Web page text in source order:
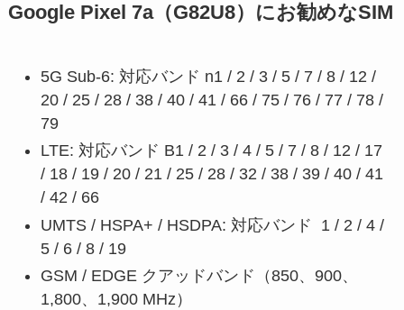
Google Pixel 7a（G82U8）にお勧めなSIM
5G Sub-6: 対応バンド n1 / 2 / 3 / 5 / 7 / 8 / 12 /
20 / 25 / 28 / 38 / 40 / 41 / 66 / 75 / 76 / 77 / 78 /
79
LTE: 対応バンド B1 / 2 / 3 / 4 / 5 / 7 / 8 / 12 / 17
/ 18 / 19 / 20 / 21 / 25 / 28 / 32 / 38 / 39 / 40 / 41
/ 42 / 66
UMTS / HSPA+ / HSDPA: 対応バンド 1 / 2 / 4 /
5 / 6 / 8 / 19
GSM / EDGE クアッドバンド（850、900、
1,800、1,900 MHz）